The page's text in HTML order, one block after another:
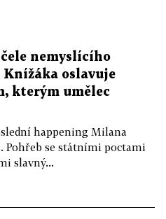
nemyslícího
Knížáka oslavuje
kterým umělec
happening Milana
Pohřeb se státními poctami
slavný...